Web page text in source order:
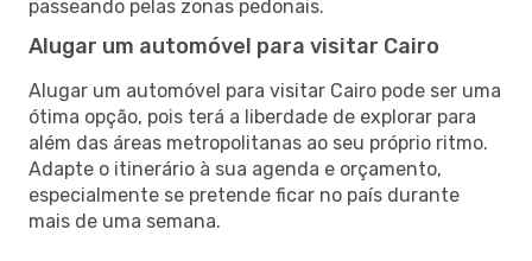
passeando pelas zonas pedonais.
Alugar um automóvel para visitar Cairo
Alugar um automóvel para visitar Cairo pode ser uma
ótima opção, pois terá a liberdade de explorar para
além das áreas metropolitanas ao seu próprio ritmo.
Adapte o itinerário à sua agenda e orçamento,
especialmente se pretende ficar no país durante
mais de uma semana.